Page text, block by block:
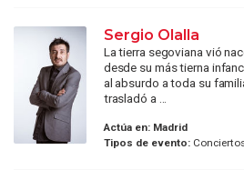
Sergio Olalla
La tierra segoviana vió
desde su más tierna
al absurdo a toda su
trasladó a ...
Actúa en: Madrid
Tipos de evento: